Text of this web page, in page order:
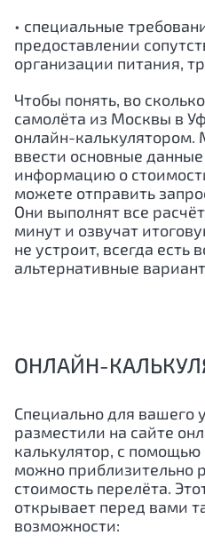
• специальные
предоставлении
организации питания,
Чтобы понять, во
самолёта из Москвы в
онлайн-калькулятором.
ввести основные
информацию о
можете отправить
Они выполнят все
минут и озвучат
не устроит, всегда есть
альтернативные
ОНЛАЙН-
Специально для вашего
разместили на сайте
калькулятор, с помощью
можно приблизительно
стоимость перелёта.
открывает перед вами
возможности: